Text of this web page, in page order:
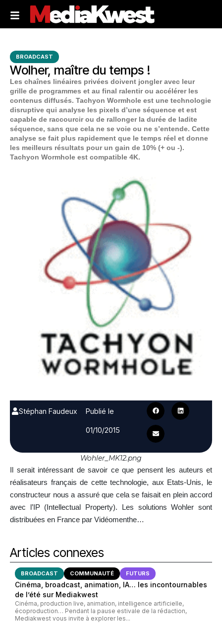
BROADCAST
Wolher, maître du temps !
Les chaînes linéaires privées doivent jongler avec leur
grille de programmes et au final ralentir ou accélérer les
contenus diffusés. Tachyon Wormhole est une technologie
disruptive qui analyse les pixels d’une séquence et est
capable de raccourcir ou de rallonger la durée de ladite
séquence, sans que cela ne se voie ou ne s’entende. Cette
analyse se fait plus rapidement que le temps réel et donne
les meilleurs résultats pour un gain de 10% (+ ou -).
Tachyon Wormhole est compatible 4K.
Stéphan Faudeux
Publié le
01/10/2015
Wohler_MK12.png
Il serait intéressant de savoir ce que pensent les auteurs et
réalisateurs français de cette technologie, aux Etats-Unis, le
constructeur nous a assuré que cela se faisait en plein accord
avec l’IP (Intellectual Property). Les solutions Wohler sont
distribuées en France par Vidéomenthe…
Articles connexes
BROADCAST COMMUNAUTÉ FUTURS
Cinéma, broadcast, animation, IA… les incontournables
de l’été sur Mediakwest
Cinéma, production live, animation, intelligence artificielle,
écoproduction… Pendant la pause estivale de la rédaction,
Mediakwest vous invite à explorer les...